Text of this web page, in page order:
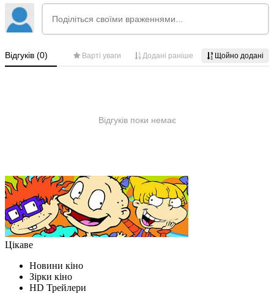
Цікаве
Новини кіно
Зірки кіно
HD Трейлери